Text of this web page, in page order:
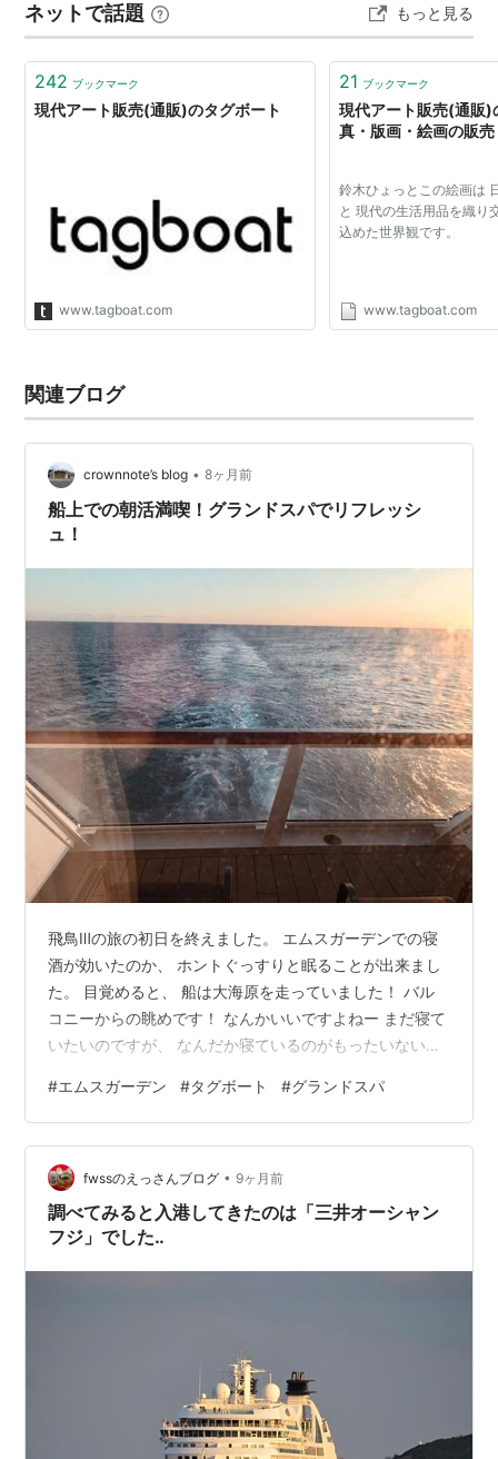
手が蜜でべたべ…
ネットで話題 もっと見る
242 ブックマーク
現代アート販売(通販)のタグボート
www.tagboat.com
21 ブックマーク
現代アート販売(通販)
真・版画・絵画の販売
鈴木ひょっとこの絵画は
と 現代の生活用品を織り
込めた世界観です。
www.tagboat.com
関連ブログ
crownnote’s blog • 8ヶ月前
船上での朝活満喫！グランドスパでリフレッシ
ュ！
飛鳥Ⅲの旅の初日を終えました。 エムスガーデンでの寝
酒が効いたのか、 ホントぐっすりと眠ることが出来まし
た。 目覚めると、 船は大海原を走っていました！ バル
コニーからの眺めです！ なんかいいですよねー まだ寝て
いたいのですが、 なんだか寝ているのがもったいないで
まずは前日深酒した、 エムスガーデンへ向かいます！
清々しい朝ですねー いくつかのレストランで朝食をとれ
ますが、 今回は気軽なコチラを選択しました。 皆さん、
少しずつ集まり始めてます。 まずは朝食をいただきま
す。 ホント、 いつも食べかけの写真でスミマセン笑 和
洋中なんでも揃っ…
#エムスガーデン #タグボート #グランドスパ
fwssのえっさんブログ • 9ヶ月前
調べてみると入港してきたのは「三井オーシャン
フジ」でした‥